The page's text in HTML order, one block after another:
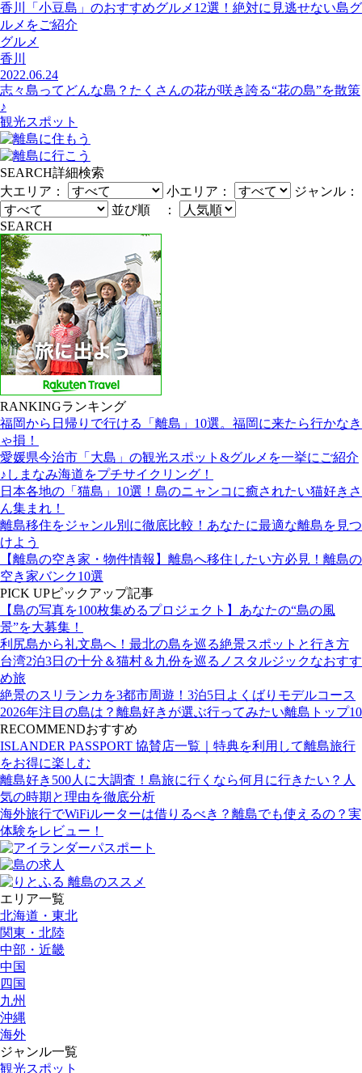
香川「小豆島」のおすすめグルメ12選！絶対に見逃せない島グ
ルメをご紹介
グルメ
香川
2022.06.24
志々島ってどんな島？たくさんの花が咲き誇る“花の島”を散策
♪
観光スポット
SEARCH詳細検索
大エリア：
小エリア：
ジャンル：
並び順 ：
SEARCH
RANKINGランキング
福岡から日帰りで行ける「離島」10選。福岡に来たら行かなき
ゃ損！
愛媛県今治市「大島」の観光スポット&グルメを一挙にご紹介
♪しまなみ海道をプチサイクリング！
日本各地の「猫島」10選！島のニャンコに癒されたい猫好きさ
ん集まれ！
離島移住をジャンル別に徹底比較！あなたに最適な離島を見つ
けよう
【離島の空き家・物件情報】離島へ移住したい方必見！離島の
空き家バンク10選
PICK UPピックアップ記事
【島の写真を100枚集めるプロジェクト】あなたの“島の風
景”を大募集！
利尻島から礼文島へ！最北の島を巡る絶景スポットと行き方
台湾2泊3日の十分＆猫村＆九份を巡るノスタルジックなおすす
め旅
絶景のスリランカを3都市周遊！3泊5日よくばりモデルコース
2026年注目の島は？離島好きが選ぶ行ってみたい離島トップ10
RECOMMENDおすすめ
ISLANDER PASSPORT 協賛店一覧｜特典を利用して離島旅行
をお得に楽しむ
離島好き500人に大調査！島旅に行くなら何月に行きたい？人
気の時期と理由を徹底分析
海外旅行でWiFiルーターは借りるべき？離島でも使えるの？実
体験をレビュー！
エリア一覧
北海道・東北
関東・北陸
中部・近畿
中国
四国
九州
沖縄
海外
ジャンル一覧
観光スポット